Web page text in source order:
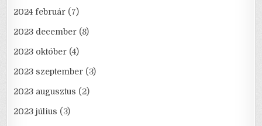
2024 február (7)
2023 december (8)
2023 október (4)
2023 szeptember (3)
2023 augusztus (2)
2023 július (3)